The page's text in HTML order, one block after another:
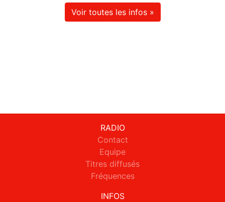
Voir toutes les infos »
RADIO
Contact
Equipe
Titres diffusés
Fréquences
INFOS